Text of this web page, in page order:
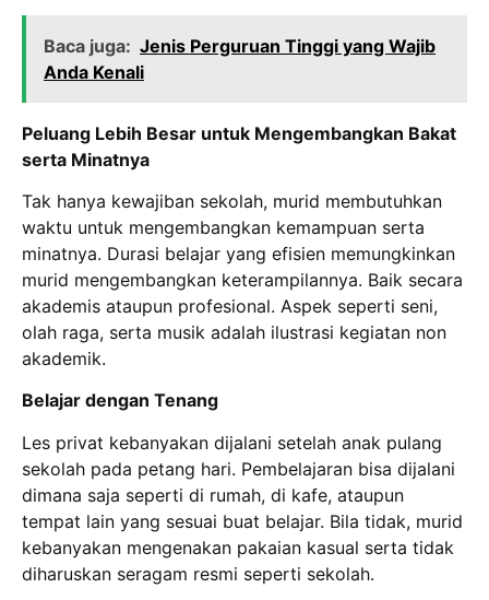
Baca juga: Jenis Perguruan Tinggi yang Wajib
Anda Kenali
Peluang Lebih Besar untuk Mengembangkan Bakat
serta Minatnya
Tak hanya kewajiban sekolah, murid membutuhkan
waktu untuk mengembangkan kemampuan serta
minatnya. Durasi belajar yang efisien memungkinkan
murid mengembangkan keterampilannya. Baik secara
akademis ataupun profesional. Aspek seperti seni,
olah raga, serta musik adalah ilustrasi kegiatan non
akademik.
Belajar dengan Tenang
Les privat kebanyakan dijalani setelah anak pulang
sekolah pada petang hari. Pembelajaran bisa dijalani
dimana saja seperti di rumah, di kafe, ataupun
tempat lain yang sesuai buat belajar. Bila tidak, murid
kebanyakan mengenakan pakaian kasual serta tidak
diharuskan seragam resmi seperti sekolah.